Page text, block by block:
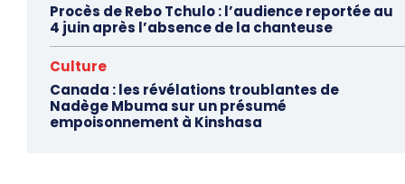
Procès de Rebo Tchulo : l’audience reportée au
4 juin après l’absence de la chanteuse
Culture
Canada : les révélations troublantes de
Nadège Mbuma sur un présumé
empoisonnement à Kinshasa